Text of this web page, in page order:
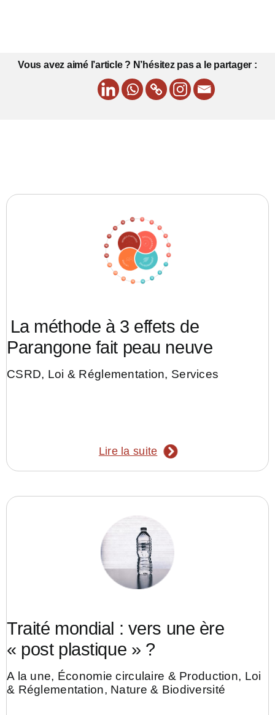
Vous avez aimé l’article ? N’hésitez pas a le partager :
La méthode à 3 effets de
Parangone fait peau neuve
CSRD, Loi & Réglementation, Services
Lire la suite
Traité mondial : vers une ère
« post plastique » ?
A la une, Économie circulaire & Production, Loi
& Réglementation, Nature & Biodiversité